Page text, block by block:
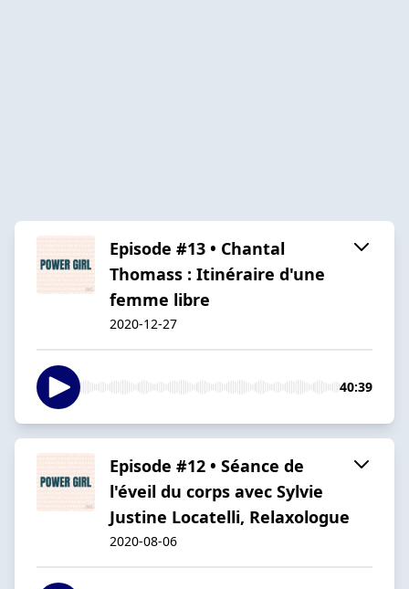
Episode #13 • Chantal
Thomass : Itinéraire d'une
femme libre
2020-12-27
40:39
Episode #12 • Séance de
l'éveil du corps avec Sylvie
Justine Locatelli, Relaxologue
2020-08-06